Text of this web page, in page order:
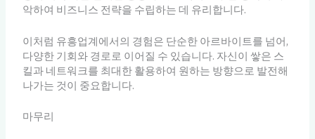
악하여 비즈니스 전략을 수립하는 데 유리합니다.
이처럼 유흥업계에서의 경험은 단순한 아르바이트를 넘어,
다양한 기회와 경로로 이어질 수 있습니다. 자신이 쌓은 스
킬과 네트워크를 최대한 활용하여 원하는 방향으로 발전해
나가는 것이 중요합니다.
마무리